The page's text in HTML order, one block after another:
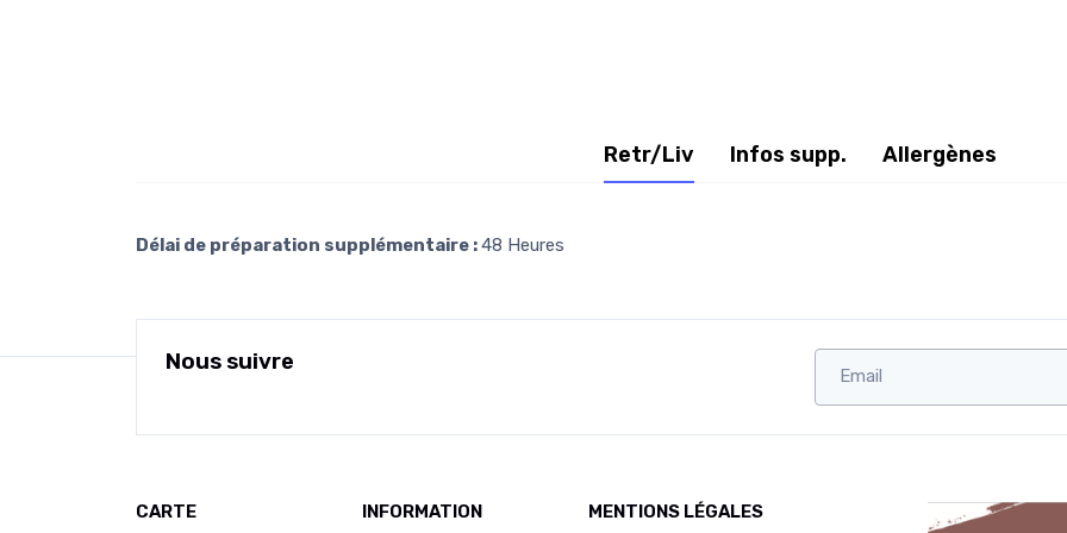
Retr/Liv Infos supp. Allergènes
Délai de préparation supplémentaire :48 Heures
Nous suivre
CARTE INFORMATION MENTIONS LÉGALES